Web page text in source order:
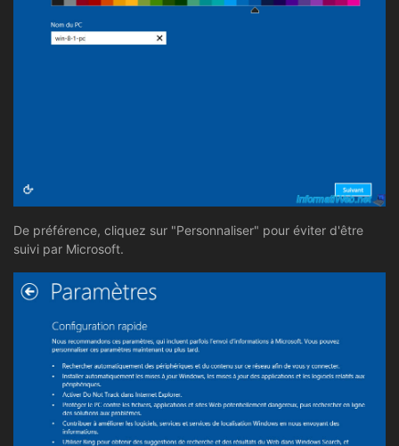
De préférence, cliquez sur "Personnaliser" pour éviter d'être
suivi par Microsoft.